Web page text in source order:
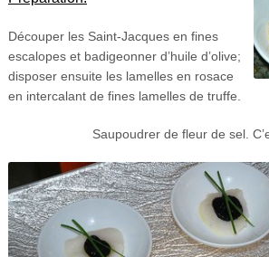
Découper les Saint-Jacques en fines
escalopes et badigeonner d’huile d’olive;
disposer ensuite les lamelles en rosace
en intercalant de fines lamelles de truffe.
Saupoudrer de fleur de sel.